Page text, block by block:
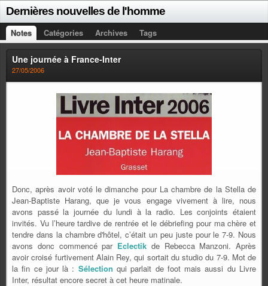
Dernières nouvelles de l'homme
Notes Catégories Archives Tags
Une journée à France-Inter
27/05/2006
Donc, après avoir voté le dimanche pour La chambre de la Stella de
Jean-Baptiste Harang, que je vous engage vivement à lire, nous
avons passé la journée du lundi à la radio. Les conjoints étaient
invités. Vu l’heure tardive de rentrée et le débriefing pour ma chère et
tendre dans la chambre d'hôtel, c’était un peu juste pour le 7-9. Nous
avons donc commencé par Eclectik de Rebecca Manzoni. Après
avoir croisé furtivement Alain Rey, qui sortait du studio du 7-9. Mot de
la fin ce jour là : Sélection qui parlait de foot mais aussi du Livre
Inter, résultat encore secret à cet heure matinale.